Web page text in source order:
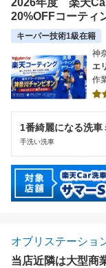
2026年度 楽天
20%OFFコーティ
ーティング施工対
キーパー技術1級在籍
神
エ
作
1番綺麗になる洗車
手洗い洗車
オブリステーショ
当店近隣は大型商